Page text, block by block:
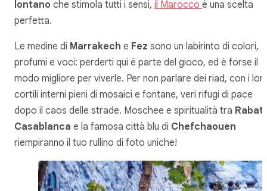
lontano che stimola tutti i sensi, il Marocco è una scelta
perfetta.
Le medine di Marrakech e Fez sono un labirinto di colori,
profumi e voci: perderti qui è parte del gioco, ed è forse il
modo migliore per viverle. Per non parlare dei riad, con i
cortili interni pieni di mosaici e fontane, veri rifugi di pace
dopo il caos delle strade. Moschee e spiritualità tra Rabat
Casablanca e la famosa città blu di Chefchaouen
riempiranno il tuo rullino di foto uniche!